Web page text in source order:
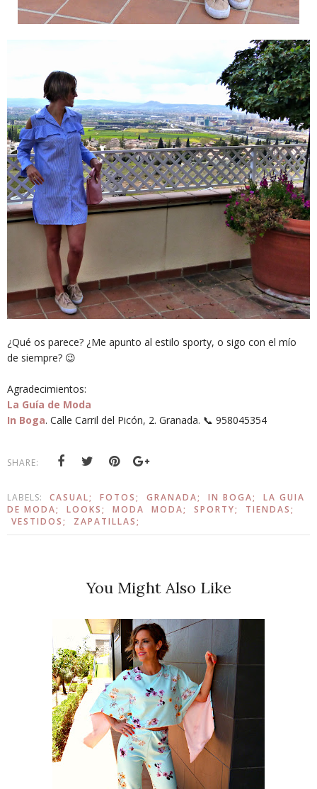
¿Qué os parece? ¿Me apunto al estilo sporty, o sigo con el mío
de siempre? 😉
Agradecimientos:
La Guía de Moda
In Boga. Calle Carril del Picón, 2. Granada. 📞 958045354
SHARE:
LABELS: CASUAL; FOTOS; GRANADA; IN BOGA;
LA GUIA
DE MODA;
LOOKS; MODA MODA; SPORTY;
TIENDAS;
VESTIDOS;
ZAPATILLAS;
You Might Also Like